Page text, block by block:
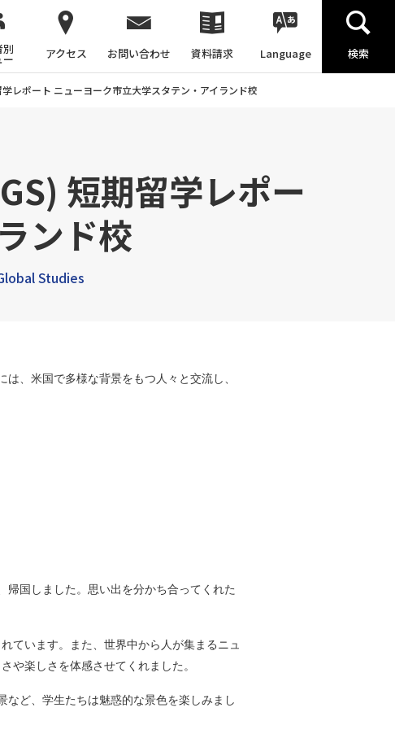
別
ー アクセス お問い合わせ 資料請求 Language 検索
レポート ニューヨーク市立大学スタテン・アイランド校
短期留学レポー
ンド校
Studies
、米国で多様な背景をもつ人々と交流し、
国しました。思い出を分かち合ってくれた
ています。また、世界中から人が集まるニュ
や楽しさを体感させてくれました。
ど、学生たちは魅惑的な景色を楽しみまし